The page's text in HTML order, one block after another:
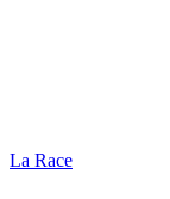
La Race